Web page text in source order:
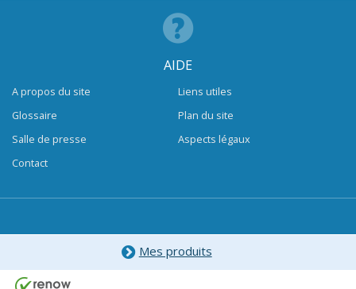
AIDE
A propos du site
Glossaire
Salle de presse
Contact
Liens utiles
Plan du site
Aspects légaux
Mes produits